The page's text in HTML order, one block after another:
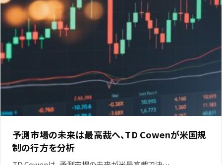
予測市場の未来は最高裁へ、TD Cowenが米国規
制の行方を分析